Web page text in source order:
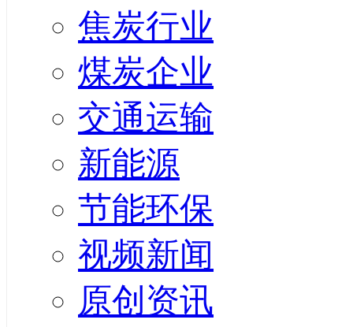
焦炭行业
煤炭企业
交通运输
新能源
节能环保
视频新闻
原创资讯